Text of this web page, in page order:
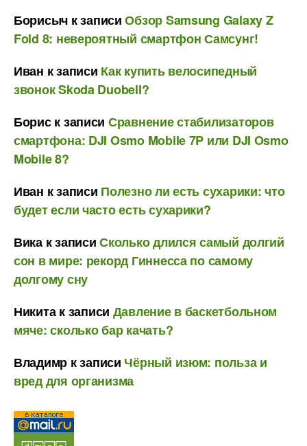
Борисыч к записиОбзор Samsung Galaxy Z
Fold 8: невероятный смартфон Самсунг!
Иван к записи Как купить велосипедный
звонок Skoda Duobell?
Бориск записи Сравнение стабилизаторов
смартфона: DJI Osmo Mobile 7P или DJI Osmo
Mobile 8?
Иван к записи Полезно ли есть сухарики: что
будет если часто есть сухарики?
Викак записиСколько длился самый долгий
сон в мире: рекорд Гиннесса по самому
долгому сну
Никитак записи Давление в баскетбольном
мяче: сколько бар качать?
Владимр к записи Чёрный изюм: польза и
вред для организма